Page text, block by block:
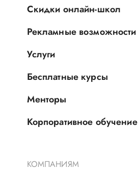
Скидки онлайн-школ
Рекламные возможности
Услуги
Бесплатные курсы
Менторы
Корпоративное обучение
КОМПАНИЯМ